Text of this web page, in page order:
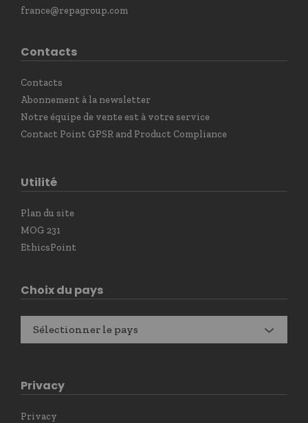
france@repagroup.com
Contacts
Contacts
Abonnement à la newsletter
Notre équipe de vente est à votre service
Contact Point GPSR and Product Compliance
Utilité
Plan du site
MOG 231
EthicsPoint
Choix du pays
Sélectionner le pays
Privacy
Privacy